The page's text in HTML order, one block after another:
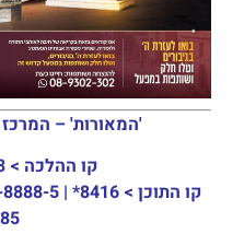
'המאורות' –
קו ההלכה > 03-915-3133
קו התוכן >